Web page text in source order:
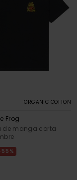
ORGANIC COTTON
Frog
de manga corta
55%